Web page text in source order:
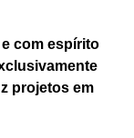
com espírito
projetos em